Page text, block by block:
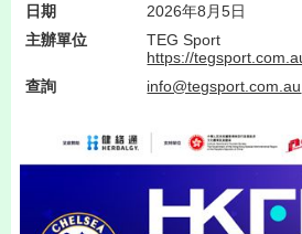
日期
2026年8月5日
主辦單位
TEG Sport
https://
查詢
info@tegsport.com.au